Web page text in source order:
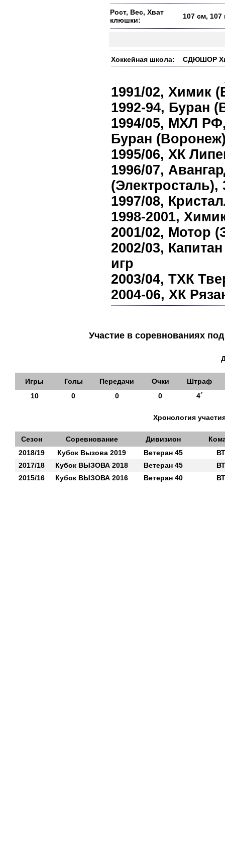
Рост, Вес, Хват
клюшки:
107 см, 107
Хоккейная школа: СДЮШОР
1991/02, Химик
1992-94, Буран
1994/05, МХЛ
Буран
1995/06, ХК
1996/07,
(Электросталь),
1997/08,
1998-2001,
2001/02, Мотор
2002/03,
игр
2003/04, ТХК
2004-06, ХК
Участие в соревнованиях
Игры Голы Передачи Очки
Штраф
10
0 0 0 4´
Хронология
Сезон Соревнование Дивизион
2018/19
Кубок Вызова 2019 Ветеран 45
2017/18
Кубок ВЫЗОВА 2018 Ветеран 45
2015/16
Кубок ВЫЗОВА 2016 Ветеран 40